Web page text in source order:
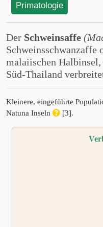
Primatologie
Der Schweinsaffe
Schweinsschwanzaffe
malaiischen
Süd-Thailand
Kleinere, eingeführte
Natuna Inseln
[3].